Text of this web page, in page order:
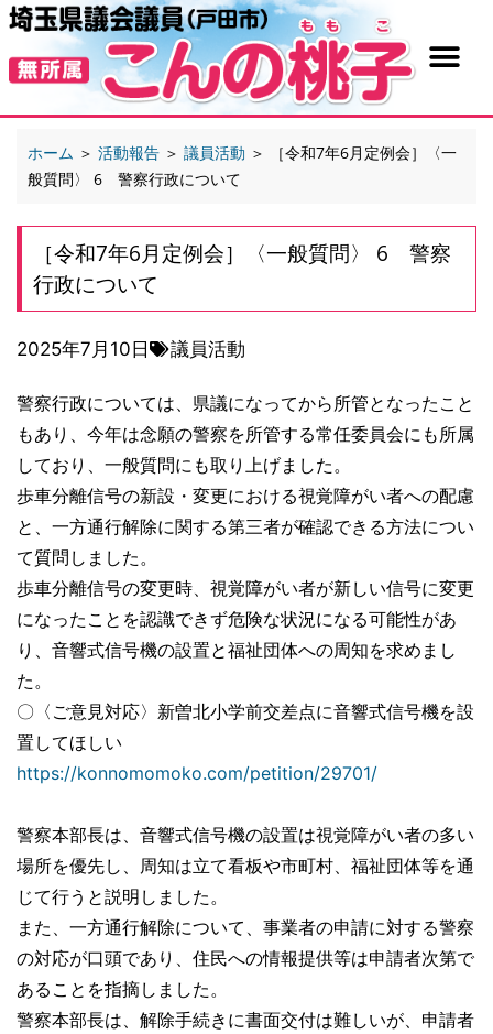
ホーム ＞ 活動報告 ＞ 議員活動 ＞
［令和7年6月定例会］〈一
般質問〉 6 警察行政について
［令和7年6月定例会］〈一般質問〉 6 警察
行政について
2025年7月10日 議員活動
警察行政については、県議になってから所管となったこと
もあり、今年は念願の警察を所管する常任委員会にも所属
しており、一般質問にも取り上げました。
歩車分離信号の新設・変更における視覚障がい者への配慮
と、一方通行解除に関する第三者が確認できる方法につい
て質問しました。
歩車分離信号の変更時、視覚障がい者が新しい信号に変更
になったことを認識できず危険な状況になる可能性があ
り、音響式信号機の設置と福祉団体への周知を求めまし
た。
〇〈ご意見対応〉新曽北小学前交差点に音響式信号機を設
置してほしい
https://konnomomoko.com/petition/29701/
警察本部長は、音響式信号機の設置は視覚障がい者の多い
場所を優先し、周知は立て看板や市町村、福祉団体等を通
じて行うと説明しました。
また、一方通行解除について、事業者の申請に対する警察
の対応が口頭であり、住民への情報提供等は申請者次第で
あることを指摘しました。
警察本部長は、解除手続きに書面交付は難しいが、申請者